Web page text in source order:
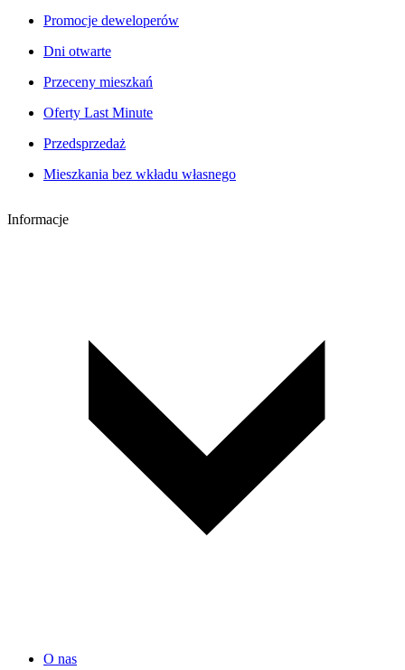
Promocje deweloperów
Dni otwarte
Przeceny mieszkań
Oferty Last Minute
Przedsprzedaż
Mieszkania bez wkładu własnego
Informacje
O nas